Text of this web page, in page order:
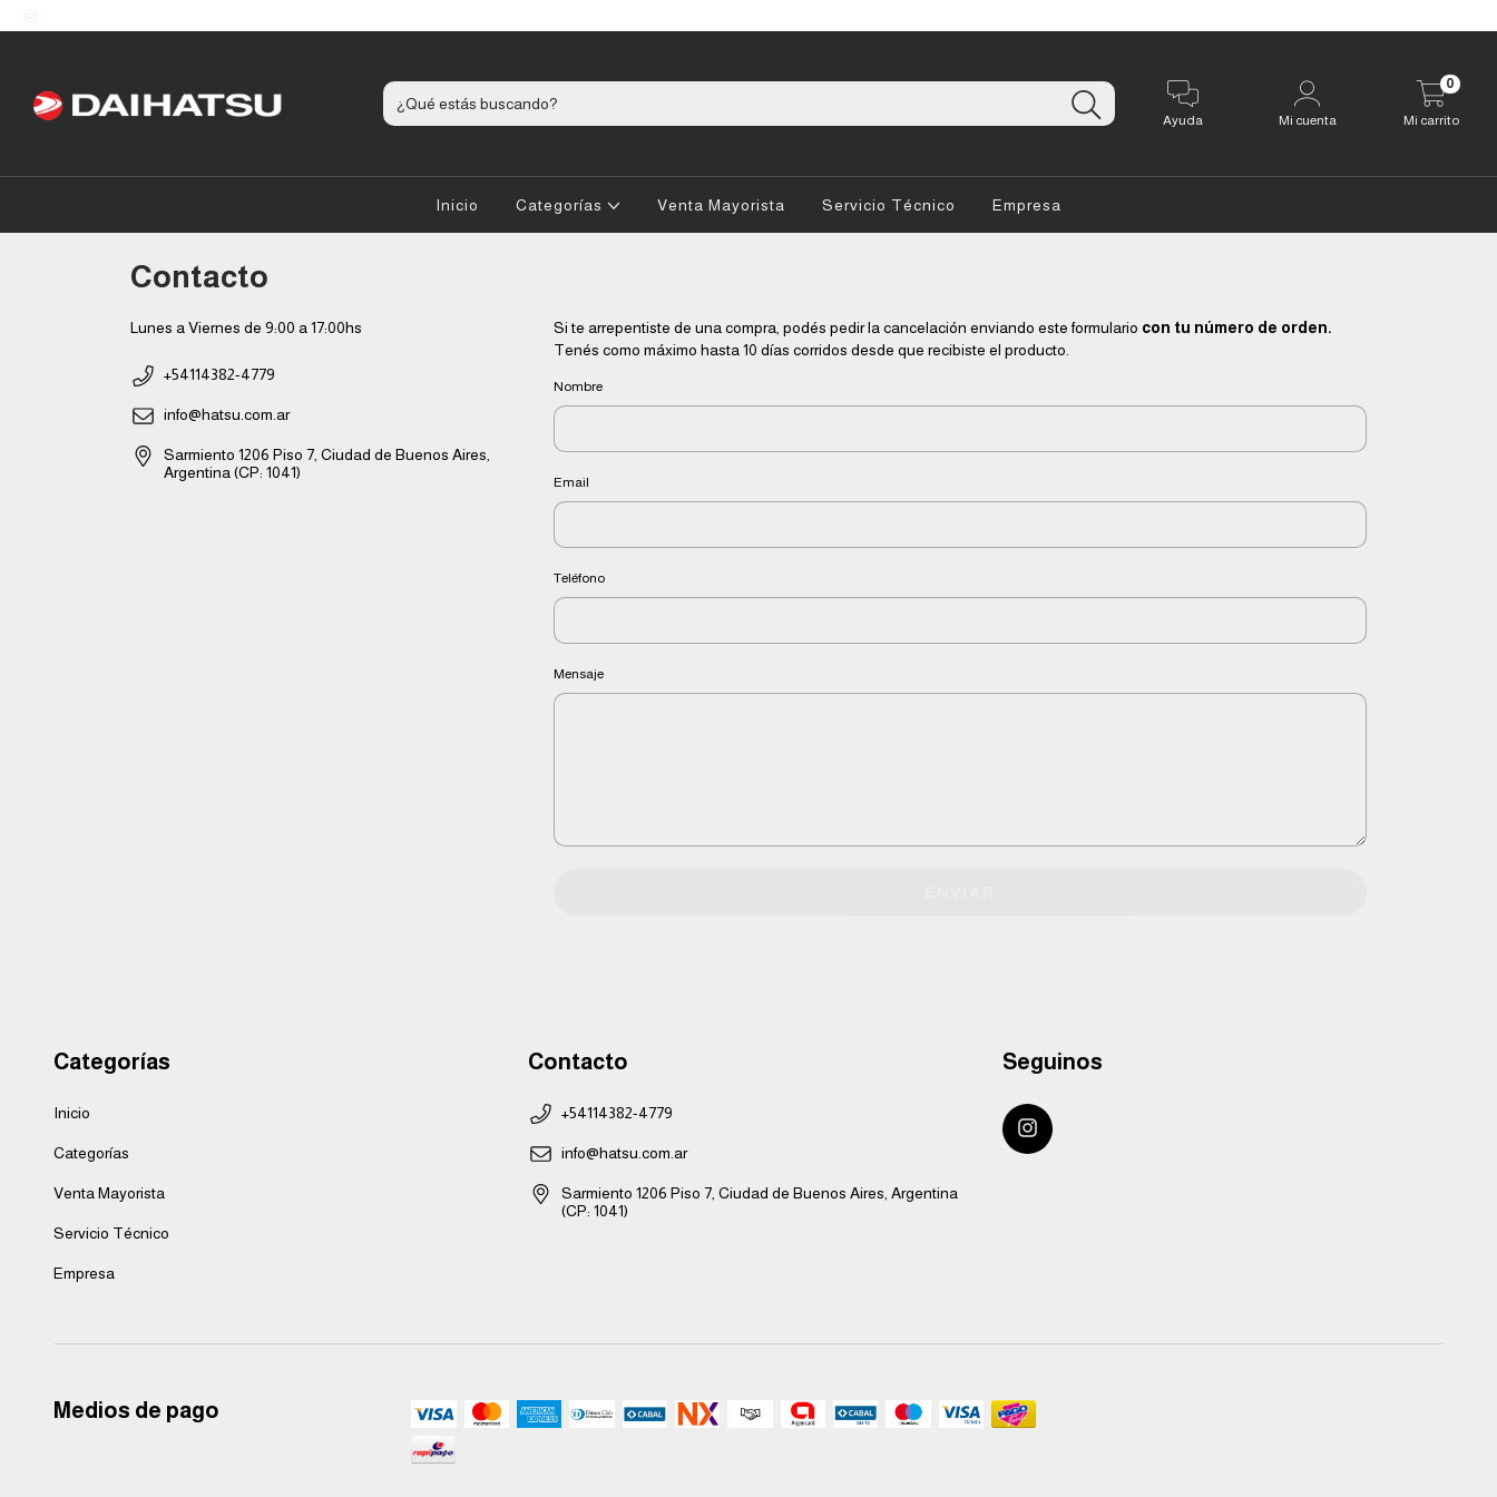
Ayuda Mi cuenta Mi carrito
0
Inicio Categorías Venta Mayorista Servicio Técnico Empresa
Contacto
Lunes a Viernes de 9:00 a 17:00hs
+54114382-4779
info@hatsu.com.ar
Sarmiento 1206 Piso 7, Ciudad de Buenos Aires,
Argentina (CP: 1041)
Si te arrepentiste de una compra, podés pedir la cancelación enviando este formulario con tu número de orden.
Tenés como máximo hasta 10 días corridos desde que recibiste el producto.
Nombre
Email
Teléfono
Mensaje
Categorías
Inicio
Categorías
Venta Mayorista
Servicio Técnico
Empresa
Contacto
+54114382-4779
info@hatsu.com.ar
Sarmiento 1206 Piso 7, Ciudad de Buenos Aires, Argentina
(CP: 1041)
Seguinos
Medios de pago